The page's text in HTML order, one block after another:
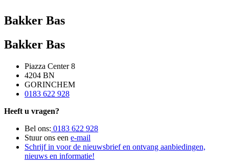
Bakker Bas
Bakker Bas
Piazza Center 8
4204 BN
GORINCHEM
0183 622 928
Heeft u vragen?
Bel ons: 0183 622 928
Stuur ons een e-mail
Schrijf in voor de nieuwsbrief en ontvang aanbiedingen,
nieuws en informatie!